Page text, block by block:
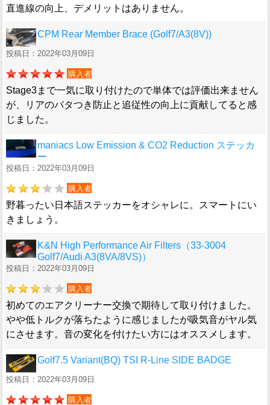
直進線の向上、デメリットはありません。
CPM Rear Member Brace (Golf7/A3(8V))
投稿日：2022年03月09日
購入者
Stage3まで一気に取り付けたので単体では評価出来ません
が、リアのバタつき防止と追従性の向上に貢献してると感
じました。
maniacs Low Emission & CO2 Reduction ステッカ
ー
投稿日：2022年03月09日
購入者
野暮ったい日本語ステッカーをオシャレに。スマートにい
きましょう。
K&N High Performance Air Filters（33-3004
Golf7/Audi A3(8VA/8VS)）
投稿日：2022年03月09日
購入者
初めてのエアクリーナー交換で期待して取り付けました。
やや低トルクが落ちたように感じましたが吸気音がヤル気
にさせます。音の変化を付けたい方にはオススメします。
Golf7.5 Variant(BQ) TSI R-Line SIDE BADGE
投稿日：2022年03月09日
購入者